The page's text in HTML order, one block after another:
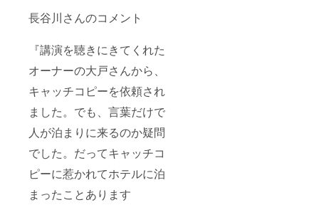
長谷川さんのコメント
『講演を聴きにきてくれた
オーナーの大戸さんから、
キャッチコピーを依頼され
ました。でも、言葉だけで
人が泊まりに来るのか疑問
でした。だってキャッチコ
ピーに惹かれてホテルに泊
まったことあります